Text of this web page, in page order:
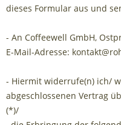
dieses Formular aus und
- An Coffeewell GmbH,
E-Mail-Adresse:
- Hiermit widerrufe(n) ich/
abgeschlossenen Vertrag
(*)/